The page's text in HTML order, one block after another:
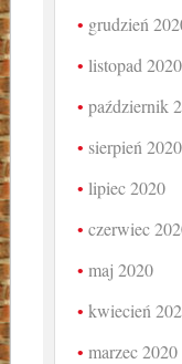
grudzień
listopad 2020
październik
sierpień 2020
lipiec 2020
czerwiec
maj 2020
kwiecień
marzec 2020